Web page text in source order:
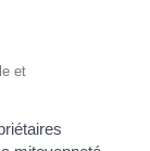
et